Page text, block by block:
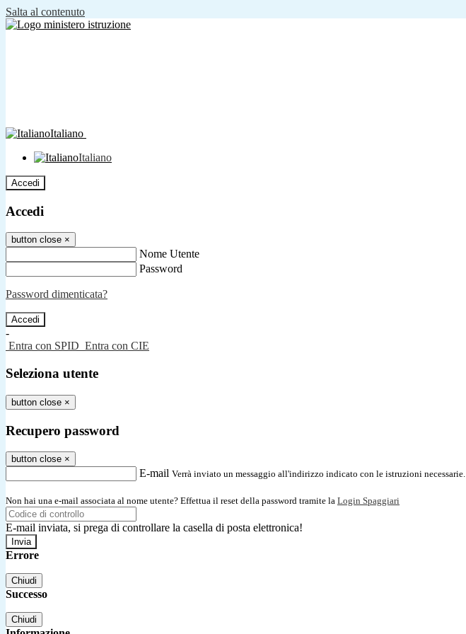
Salta al contenuto
Italiano
Italiano
Accedi
Accedi
button close ×
Nome Utente
Password
Password dimenticata?
-
Entra con SPID Entra con CIE
Seleziona utente
button close ×
Recupero password
button close ×
E-mail Verrà inviato un messaggio all'indirizzo indicato con le istruzioni necessarie.
Non hai una e-mail associata al nome utente? Effettua il reset della password tramite la Login Spaggiari
E-mail inviata, si prega di controllare la casella di posta elettronica!
Errore
Chiudi
Successo
Chiudi